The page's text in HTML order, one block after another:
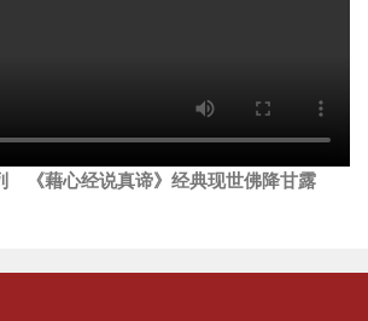
《藉心经说真谛》经典现世佛降甘露